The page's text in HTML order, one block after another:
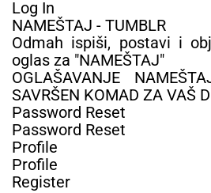
Log In
NAMEŠTAJ - TUMBLR
Odmah ispiši, postavi i
oglas za "NAMEŠTAJ"
OGLAŠAVANJE
SAVRŠEN KOMAD ZA VAŠ
Password Reset
Password Reset
Profile
Profile
Register